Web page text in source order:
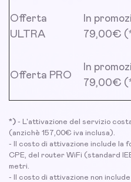
Offerta
ULTRA
In
79,00€
Offerta PRO
In
79,00€
*) - L'attivazione del servizio
(anzichè 157,00€ iva inclusa).
- Il costo di attivazione include la
CPE, del router WiFi (standard
metri.
- Il costo di attivazione non